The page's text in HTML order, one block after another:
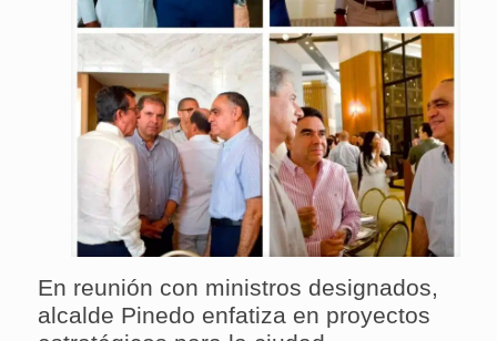
En reunión con ministros designados,
alcalde Pinedo enfatiza en proyectos